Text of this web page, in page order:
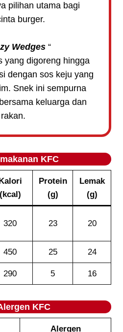
pilihan utama bagi
burger.
Wedges “
yang digoreng hingga
dengan sos keju yang
Snek ini sempurna
keluarga dan
rakan.
KFC
Kalori
(kcal)
Protein
(g)
Lemak
(g)
320 23 20
450 25 24
290 5 16
KFC
Alergen